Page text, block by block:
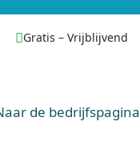
Gratis – Vrijblijvend
de bedrijfspagina